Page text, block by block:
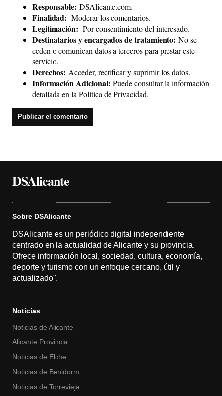
Responsable: DSAlicante.com.
Finalidad: Moderar los comentarios.
Legitimación: Por consentimiento del interesado.
Destinatarios y encargados de tratamiento: No se
ceden o comunican datos a terceros para prestar este
servicio.
Derechos: Acceder, rectificar y suprimir los datos.
Información Adicional: Puede consultar la información
detallada en la Política de Privacidad.
DSAlicante
Sobre DSAlicante
DSAlicante es un periódico digital independiente
centrado en la actualidad de Alicante y su provincia.
Ofrece información local, sociedad, cultura, economía,
deporte y turismo con un enfoque cercano, útil y
actualizado".
Noticias
Noticias de Alicante
Alicante Provincia
Noticias de Elche
Noticias de Benidorm
Noticias de Torrevieja